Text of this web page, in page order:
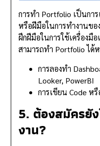
การทำ Portfolio เป็นกา
หรือฝีมือในการทำงานขอ
ฝึกฝีมือในการใช้เครื่องมื
สามารถทำ Portfolio ได้
การลองทำ
Looker, PowerBI
การเขียน Code ห
5. ต้องสมัครยั
งาน?